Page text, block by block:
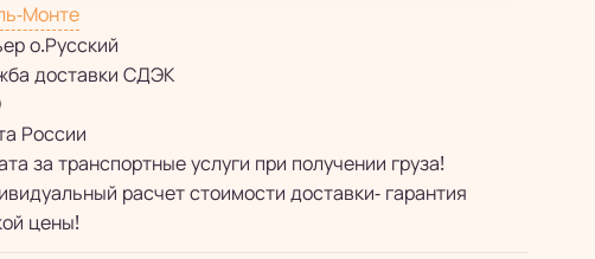
Монте
о.Русский
доставки СДЭК
России
за транспортные услуги при получении груза!
расчет стоимости доставки- гарантия
цены!